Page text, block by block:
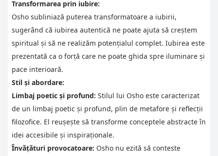
Transformarea prin iubire:
Osho subliniază puterea transformatoare a iubirii,
sugerând că iubirea autentică ne poate ajuta să creștem
spiritual și să ne realizăm potențialul complet. Iubirea este
prezentată ca o forță care ne poate ghida spre iluminare și
pace interioară.
Stil și abordare:
Limbaj poetic și profund: Stilul lui Osho este caracterizat
de un limbaj poetic și profund, plin de metafore și reflecții
filozofice. El reușește să transforme conceptele abstracte în
idei accesibile și inspiraționale.
Învățături provocatoare: Osho nu ezită să conteste